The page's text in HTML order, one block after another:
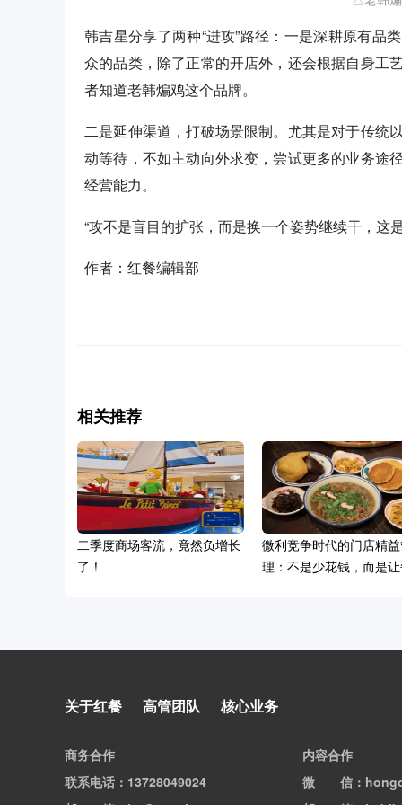
韩吉星分享了两种“进攻”路径：一是深耕原有品
众的品类，除了正常的开店外，还会根据自身工
者知道老韩煸鸡这个品牌。
二是延伸渠道，打破场景限制。尤其是对于传统
动等待，不如主动向外求变，尝试更多的业务途
经营能力。
“攻不是盲目的扩张，而是换一个姿势继续干，这
作者：红餐编辑部
相关推荐
二季度商场客流，竟然负增长
了！
微利竞争时代的门店精
理：不是少花钱，而是
费者已删除视频
关于红餐 高管团队 核心业务
商务合作
联系电话 ：13728049024
内容合作
微信
：